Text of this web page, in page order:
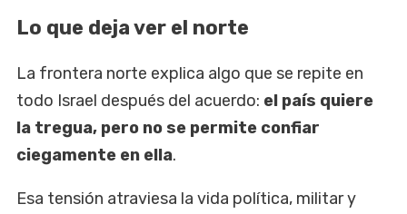
Lo que deja ver el norte
La frontera norte explica algo que se repite en
todo Israel después del acuerdo: el país quiere
la tregua, pero no se permite confiar
ciegamente en ella.
Esa tensión atraviesa la vida política, militar y